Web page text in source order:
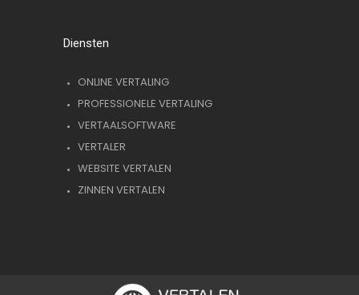
Diensten
ONLINE VERTALING
PROFESSIONELE VERTALING
VERTAALSOFTWARE
VERTALER
WEBSITE VERTALEN
ZINNEN VERTALEN